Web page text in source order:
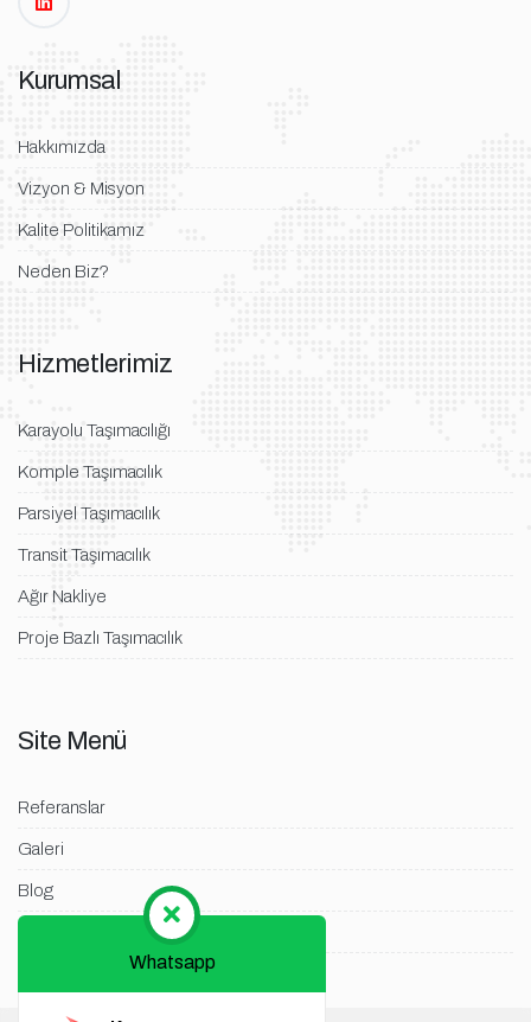
Kurumsal
Hakkımızda
Vizyon & Misyon
Kalite Politikamız
Neden Biz?
Hizmetlerimiz
Karayolu Taşımacılığı
Komple Taşımacılık
Parsiyel Taşımacılık
Transit Taşımacılık
Ağır Nakliye
Proje Bazlı Taşımacılık
Site Menü
Referanslar
Galeri
Blog
Whatsapp